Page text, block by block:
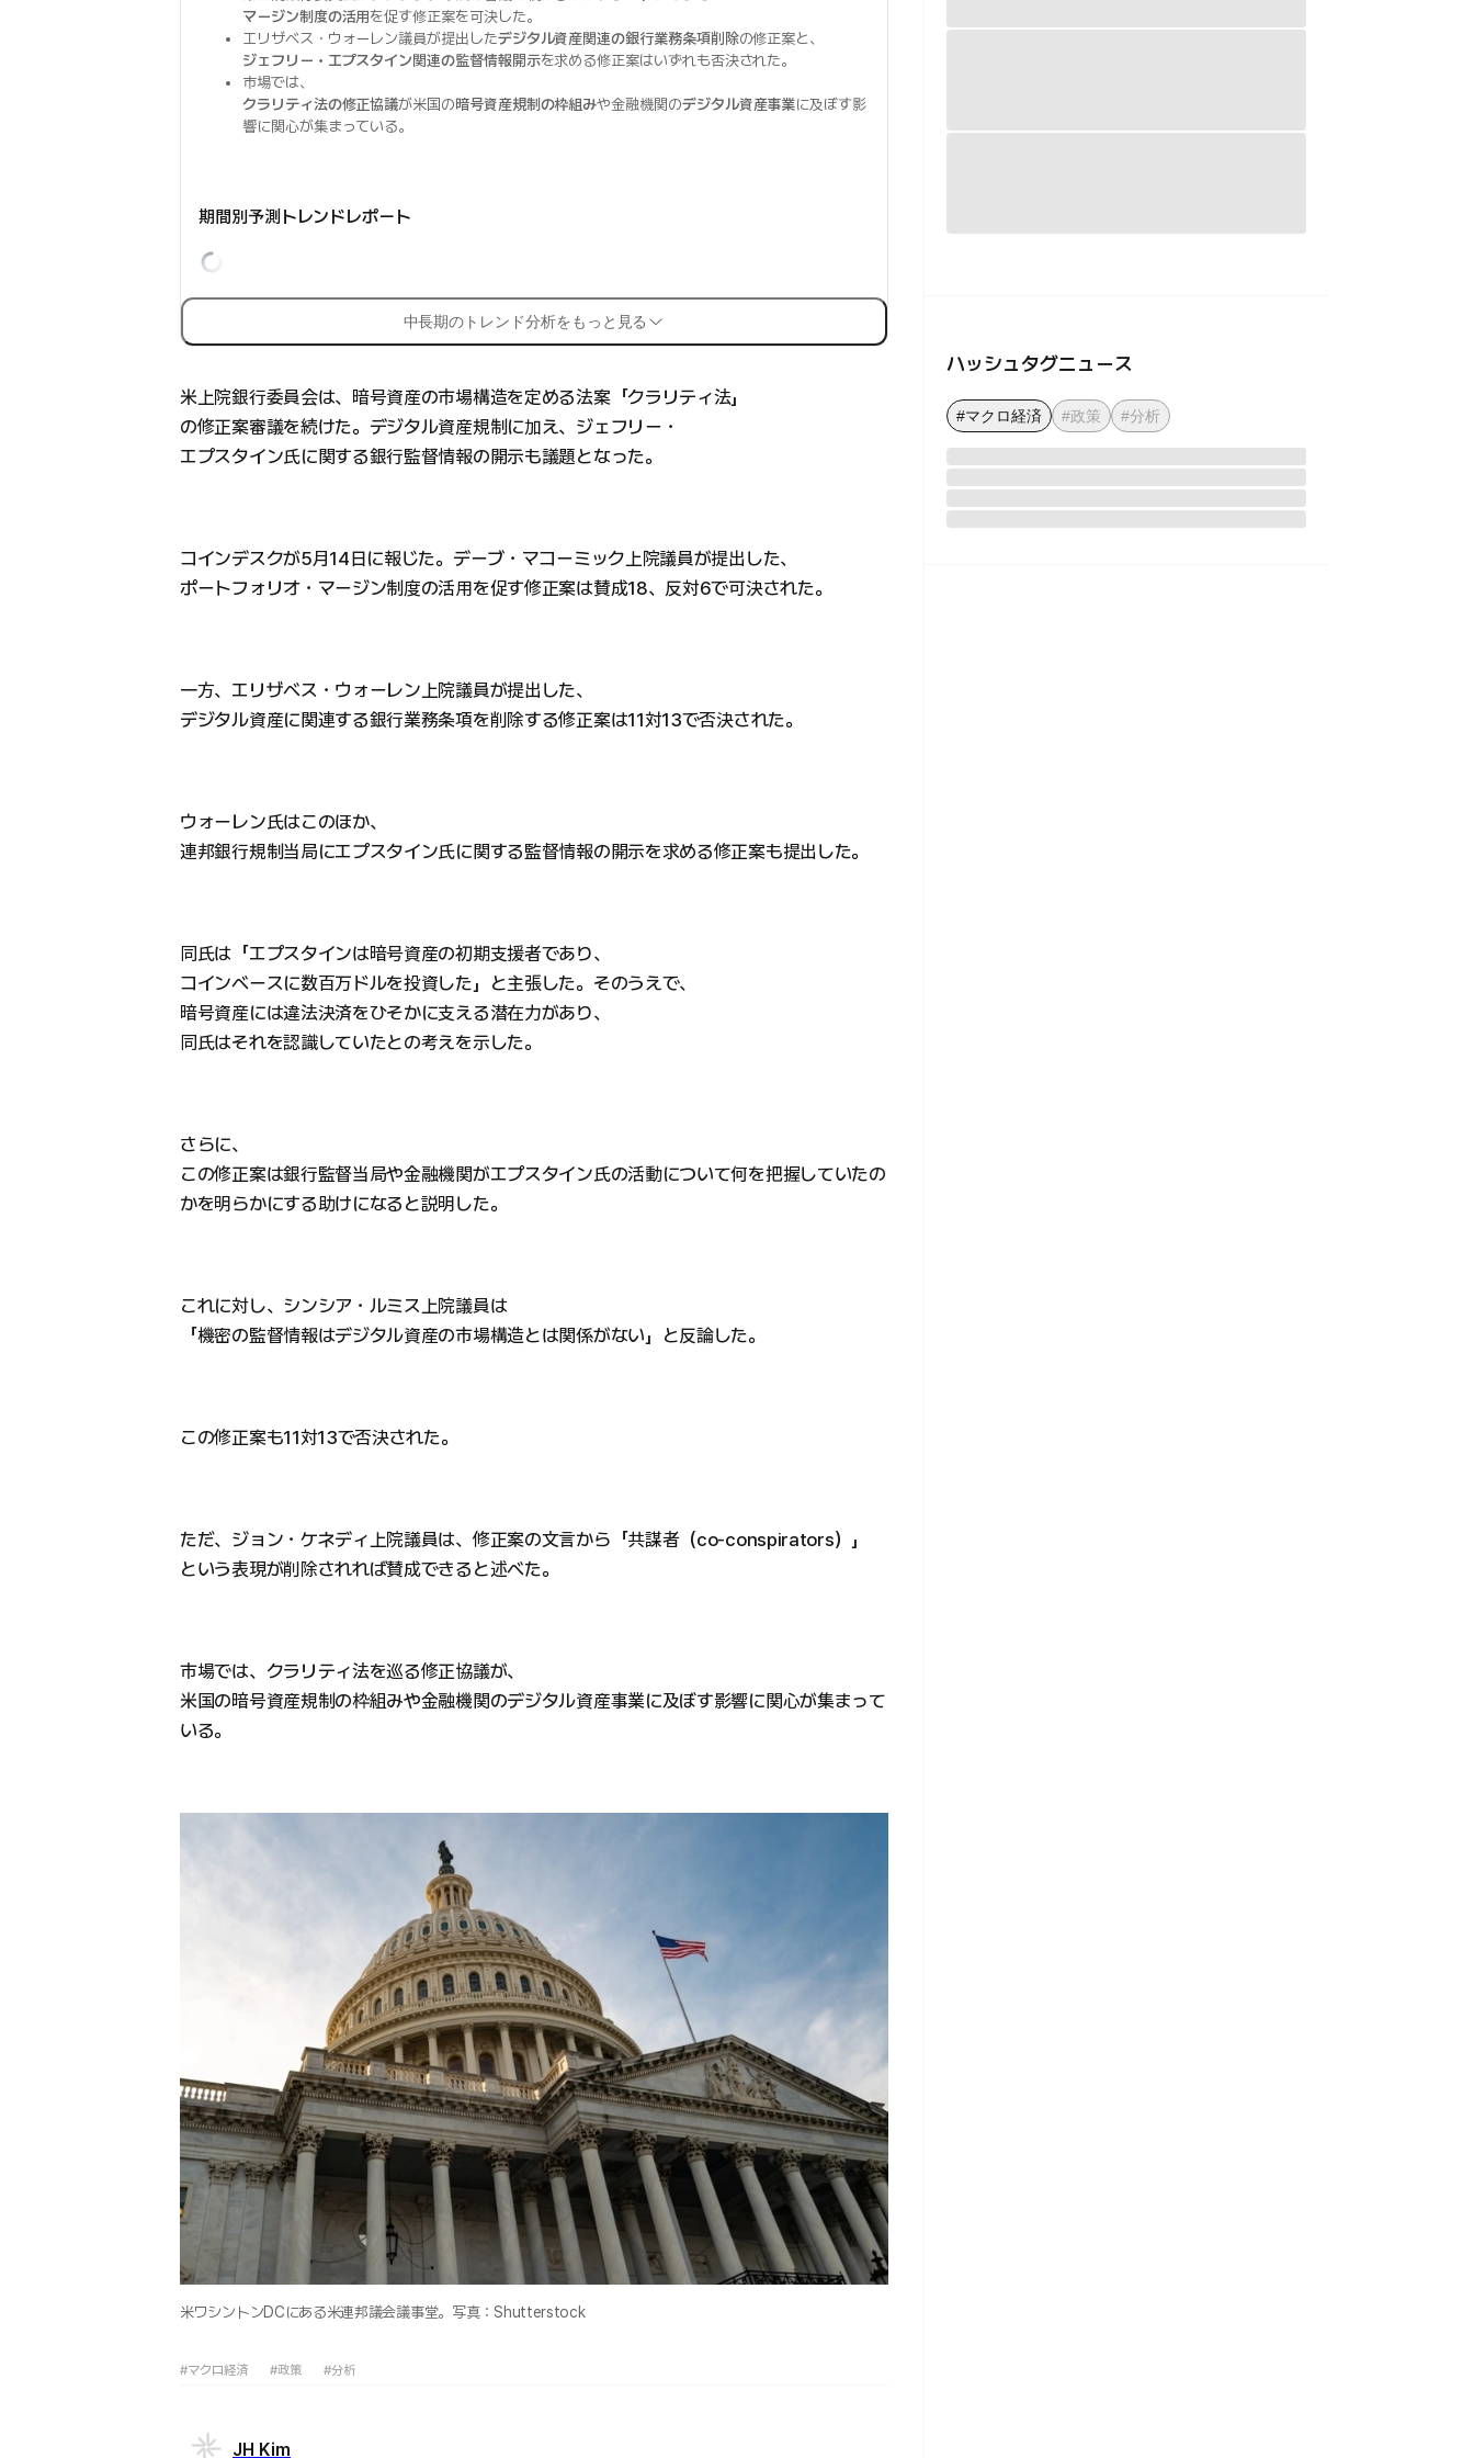
マージン制度の活用を促す修正案を可決した。
エリザベス・ウォーレン議員が提出したデジタル資産関連の銀行業務条項削除の修正案と、
ジェフリー・エプスタイン関連の監督情報開示を求める修正案はいずれも否決された。
市場では、
クラリティ法の修正協議が米国の暗号資産規制の枠組みや金融機関のデジタル資産事業に及ぼす影
響に関心が集まっている。
期間別予測トレンドレポート
中長期のトレンド分析をもっと見る
米上院銀行委員会は、暗号資産の市場構造を定める法案「クラリティ法」
の修正案審議を続けた。デジタル資産規制に加え、ジェフリー・
エプスタイン氏に関する銀行監督情報の開示も議題となった。
コインデスクが5月14日に報じた。デーブ・マコーミック上院議員が提出した、
ポートフォリオ・マージン制度の活用を促す修正案は賛成18、反対6で可決された。
一方、エリザベス・ウォーレン上院議員が提出した、
デジタル資産に関連する銀行業務条項を削除する修正案は11対13で否決された。
ウォーレン氏はこのほか、
連邦銀行規制当局にエプスタイン氏に関する監督情報の開示を求める修正案も提出した。
同氏は「エプスタインは暗号資産の初期支援者であり、
コインベースに数百万ドルを投資した」と主張した。そのうえで、
暗号資産には違法決済をひそかに支える潜在力があり、
同氏はそれを認識していたとの考えを示した。
さらに、
この修正案は銀行監督当局や金融機関がエプスタイン氏の活動について何を把握していたの
かを明らかにする助けになると説明した。
これに対し、シンシア・ルミス上院議員は
「機密の監督情報はデジタル資産の市場構造とは関係がない」と反論した。
この修正案も11対13で否決された。
ただ、ジョン・ケネディ上院議員は、修正案の文言から「共謀者（co-conspirators）」
という表現が削除されれば賛成できると述べた。
市場では、クラリティ法を巡る修正協議が、
米国の暗号資産規制の枠組みや金融機関のデジタル資産事業に及ぼす影響に関心が集まって
いる。
米ワシントンDCにある米連邦議会議事堂。写真：Shutterstock
#マクロ経済 #政策 #分析
JH Kim
ハッシュタグニュース
#マクロ経済 #政策 #分析